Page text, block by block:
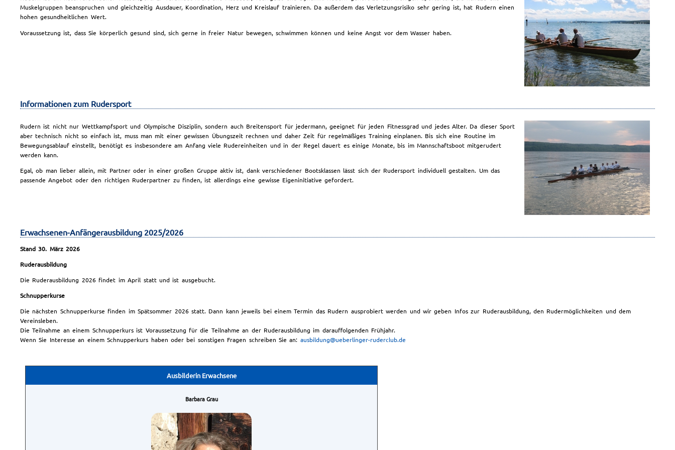
Muskelgruppen beanspruchen und gleichzeitig Ausdauer, Koordination, Herz und Kreislauf trainieren. Da außerdem das Verletzungsrisiko sehr gering ist, hat Rudern einen
hohen gesundheitlichen Wert.
Voraussetzung ist, dass Sie körperlich gesund sind, sich gerne in freier Natur bewegen, schwimmen können und keine Angst vor dem Wasser haben.
Informationen zum Rudersport
Rudern ist nicht nur Wettkampfsport und Olympische Disziplin, sondern auch Breitensport für jedermann, geeignet für jeden Fitnessgrad und jedes Alter. Da dieser Sport
aber technisch nicht so einfach ist, muss man mit einer gewissen Übungszeit rechnen und daher Zeit für regelmäßiges Training einplanen. Bis sich eine Routine im
Bewegungsablauf einstellt, benötigt es insbesondere am Anfang viele Rudereinheiten und in der Regel dauert es einige Monate, bis im Mannschaftsboot mitgerudert
werden kann.
Egal, ob man lieber allein, mit Partner oder in einer großen Gruppe aktiv ist, dank verschiedener Bootsklassen lässt sich der Rudersport individuell gestalten. Um das
passende Angebot oder den richtigen Ruderpartner zu finden, ist allerdings eine gewisse Eigeninitiative gefordert.
Erwachsenen-Anfängerausbildung 2025/2026
Stand 30. März 2026
Ruderausbildung
Die Ruderausbildung 2026 findet im April statt und ist ausgebucht.
Schnupperkurse
Die nächsten Schnupperkurse finden im Spätsommer 2026 statt. Dann kann jeweils bei einem Termin das Rudern ausprobiert werden und wir geben Infos zur Ruderausbildung, den Rudermöglichkeiten und dem
Vereinsleben.
Die Teilnahme an einem Schnupperkurs ist Voraussetzung für die Teilnahme an der Ruderausbildung im darauffolgenden Frühjahr.
Wenn Sie Interesse an einem Schnupperkurs haben oder bei sonstigen Fragen schreiben Sie an: ausbildung@ueberlinger-ruderclub.de
Ausbilderin Erwachsene
Barbara Grau